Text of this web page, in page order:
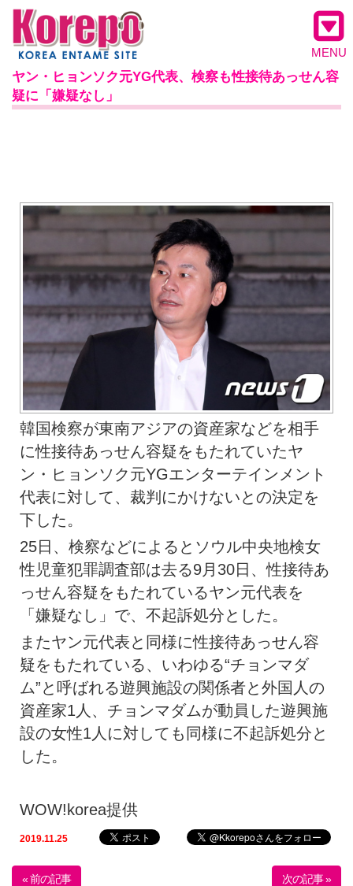
MENU
ヤン・ヒョンソク元YG代表、検察も性接待あっせん容
疑に「嫌疑なし」
韓国検察が東南アジアの資産家などを相手
に性接待あっせん容疑をもたれていたヤ
ン・ヒョンソク元YGエンターテインメント
代表に対して、裁判にかけないとの決定を
下した。
25日、検察などによるとソウル中央地検女
性児童犯罪調査部は去る9月30日、性接待あ
っせん容疑をもたれているヤン元代表を
「嫌疑なし」で、不起訴処分とした。
またヤン元代表と同様に性接待あっせん容
疑をもたれている、いわゆる“チョンマダ
ム”と呼ばれる遊興施設の関係者と外国人の
資産家1人、チョンマダムが動員した遊興施
設の女性1人に対しても同様に不起訴処分と
した。
WOW!korea提供
2019.11.25
« 前の記事 次の記事 »